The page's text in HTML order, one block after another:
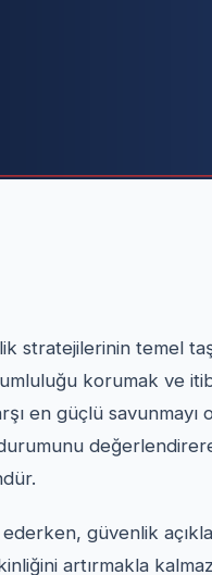
stratejilerinin temel
korumak ve
en güçlü savunmayı
güvenlik
artırmakla